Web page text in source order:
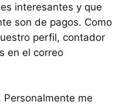
interesantes y que
son de pagos. Como
perfil, contador
en el correo
me